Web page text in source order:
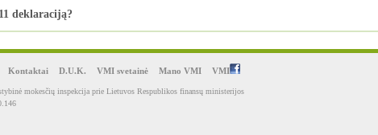
deklaraciją?
Kontaktai D.U.K. VMI svetainė Mano VMI VMI
mokesčių inspekcija prie Lietuvos Respublikos finansų ministerijos